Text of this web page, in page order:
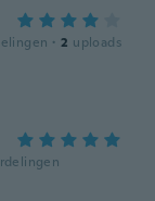
· 2 uploads